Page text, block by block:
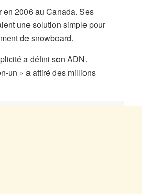
en 2006 au Canada. Ses
une solution simple pour
de snowboard.
a défini son ADN.
un » a attiré des millions